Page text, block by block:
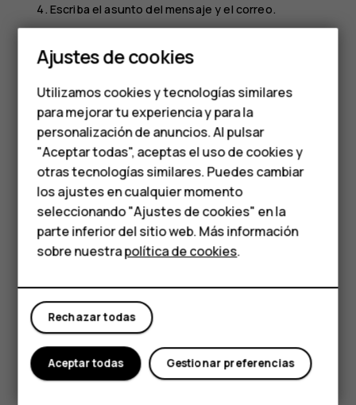
Smartphones
Teléfonos de gama
media
Teléfonos para
personas mayores
HMD Terra M
Comprar
Mi cuenta
Escriba el asunto del mensaje y el correo.
Leer y responder correo
Presione Gmail.
Presione el mensaje que desea leer.
Para responder el mensaje, presionereplyomore_vert>
Responder a todos.
Eliminar correo
PresioneGmail.
Seleccione el mensaje que desea eliminar y
delete
Para eliminar varios mensajes, presione el círculo
con las iniciales de los destinatarios para seleccionar
los mensajes y presionedelete.
Ajustes de cookies
Utilizamos cookies y tecnologías similares
para mejorar tu experiencia y para la
personalización de anuncios. Al pulsar
"Aceptar todas", aceptas el uso de cookies y
otras tecnologías similares. Puedes cambiar
los ajustes en cualquier momento
seleccionando "Ajustes de cookies" en la
parte inferior del sitio web. Más información
sobre nuestrapolítica de cookies.
Rechazar todas
Gestionar preferencias
Aceptar todas